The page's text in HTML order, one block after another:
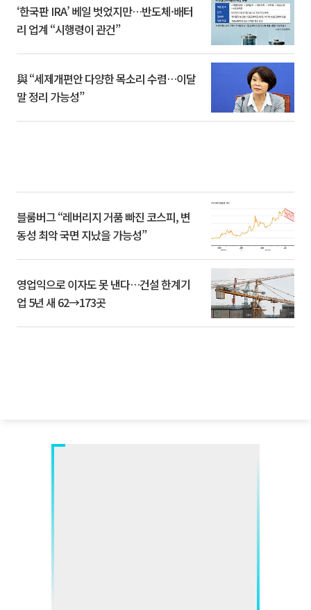
‘한국판 IRA’ 베일 벗었지만…반도체·배터
리 업계 “시행령이 관건”
與 “세제개편안 다양한 목소리 수렴…이달
말 정리 가능성”
블룸버그 “레버리지 거품 빠진 코스피, 변
동성 최악 국면 지났을 가능성”
영업익으로 이자도 못 낸다…건설 한계기
업 5년 새 62→173곳